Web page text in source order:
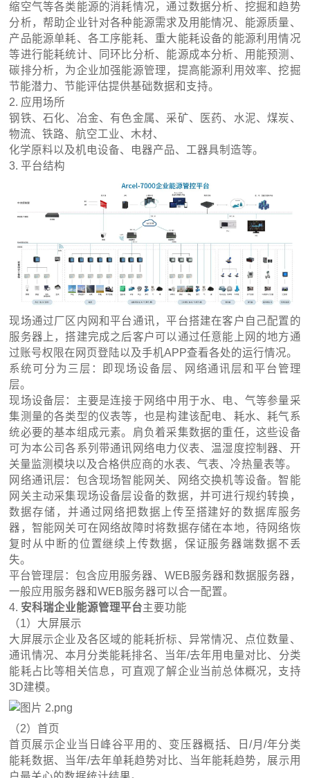
缩空气等各类能源的消耗情况，通过数据分析、挖掘和趋势
分析，帮助企业针对各种能源需求及用能情况、能源质量、
产品能源单耗、各工序能耗、重大能耗设备的能源利用情况
等进行能耗统计、同环比分析、能源成本分析、用能预测、
碳排分析，为企业加强能源管理，提高能源利用效率、挖掘
节能潜力、节能评估提供基础数据和支持。
2. 应用场所
钢铁、石化、冶金、有色金属、采矿、医药、水泥、煤炭、
物流、铁路、航空工业、木材、
化学原料以及机电设备、电器产品、工器具制造等。
3. 平台结构
现场通过厂区内网和平台通讯，平台搭建在客户自己配置的
服务器上，搭建完成之后客户可以通过任意能上网的地方通
过账号权限在网页登陆以及手机APP查看各处的运行情况。
系统可分为三层：即现场设备层、网络通讯层和平台管理
层。
现场设备层：主要是连接于网络中用于水、电、气等参量采
集测量的各类型的仪表等，也是构建该配电、耗水、耗气系
统必要的基本组成元素。肩负着采集数据的重任，这些设备
可为本公司各系列带通讯网络电力仪表、温湿度控制器、开
关量监测模块以及合格供应商的水表、气表、冷热量表等。
网络通讯层：包含现场智能网关、网络交换机等设备。智能
网关主动采集现场设备层设备的数据，并可进行规约转换，
数据存储，并通过网络把数据上传至搭建好的数据库服务
器，智能网关可在网络故障时将数据存储在本地，待网络恢
复时从中断的位置继续上传数据，保证服务器端数据不丢
失。
平台管理层：包含应用服务器、WEB服务器和数据服务器，
一般应用服务器和WEB服务器可以合一配置。
4. 安科瑞企业能源管理平台主要功能
（1）大屏展示
大屏展示企业及各区域的能耗折标、异常情况、点位数量、
通讯情况、本月分类能耗排名、当年/去年用电量对比、分类
能耗占比等相关信息，可直观了解企业当前总体概况，支持
3D建模。
（2）首页
首页展示企业当日峰谷平用的、变压器概括、日/月/年分类
能耗数据、当年/去年单耗趋势对比、当年能耗趋势，展示用